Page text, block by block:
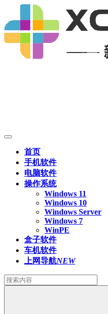
首页
手机软件
电脑软件
操作系统
Windows 11
Windows 10
Windows Server
Windows 7
WinPE
盒子软件
车机软件
上网导航NEW